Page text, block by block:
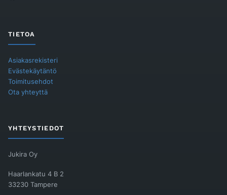
TIETOA
Asiakasrekisteri
Evästekäytäntö
Toimitusehdot
Ota yhteyttä
YHTEYSTIEDOT
Jukira Oy
Haarlankatu 4 B 2
33230 Tampere